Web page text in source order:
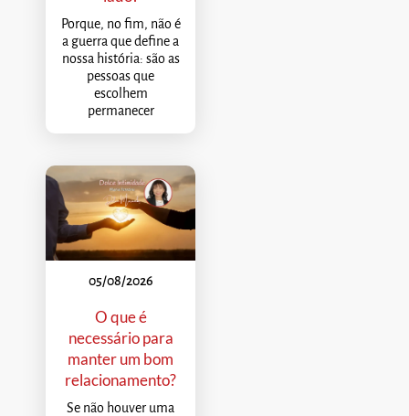
Porque, no fim, não é
a guerra que define a
nossa história: são as
pessoas que
escolhem
permanecer
05/08/2026
O que é
necessário para
manter um bom
relacionamento?
Se não houver uma